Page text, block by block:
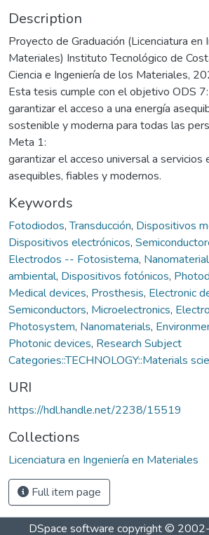
Description
Proyecto de Graduación (Licenciatura en
Materiales) Instituto Tecnológico de
Ciencia e Ingeniería de los Materiales,
Esta tesis cumple con el objetivo ODS 7:
garantizar el acceso a una energía
sostenible y moderna para todas las
Meta 1:
garantizar el acceso universal a servicios
asequibles, fiables y modernos.
Keywords
Fotodiodos,Transducción, Dispositivos
Dispositivos electrónicos,
Electrodos -- Fotosistema,
ambiental, Dispositivos fotónicos,
Medical devices, Prosthesis, Electronic
Semiconductors, Microelectronics,
Photosystem, Nanomaterials,
Photonic devices, Research Subject
Categories::TECHNOLOGY::Materials
URI
https://hdl.handle.net/2238/15519
Collections
Licenciatura en Ingeniería en Materiales
Full item page
DSpace software copyright ©